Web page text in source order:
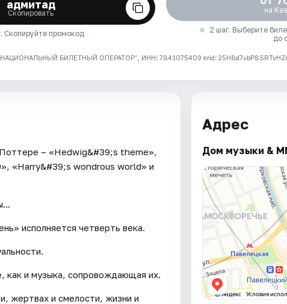
адмитад
Скопировать
Скопируйте промокод
на
2 шаг. Выберите
до
БИЛЕТНЫЙ ОПЕРАТОР", ИНН: 7841075409 erid:
– «Hedwig&#39;s theme»,
«Harry&#39;s wondrous world» и
исполняется четверть века.
как и музыка, сопровождающая их.
жертвах и смелости, жизни и
Адрес
Дом музыки &